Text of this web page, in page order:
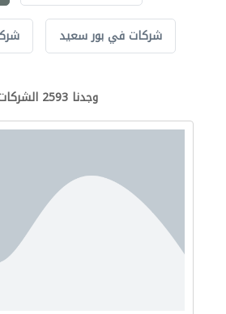
شركات في بور سعيد
وجدنا 2593 الشركات الموجودة في الجيزة